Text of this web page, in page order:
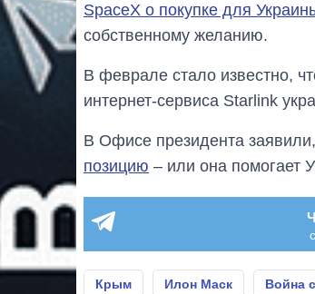
SpaceX о покупке для
собственному желанию.
В феврале стало известно,
интернет-сервиса Starlink
В Офисе президента
позицию – или она помогает
Крым Илон Маск Война